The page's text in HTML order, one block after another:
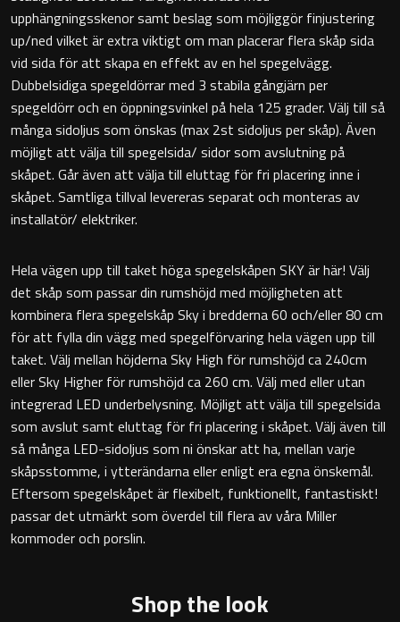
Badkarshandtag
Duschkorgar
Hyllor
Sminkspeglar
Speglar utan belysning
Toalettborstset
Belysning
Handtag & knoppar
Övriga badrumstillbehör
upphängningsskenor samt beslag som möjliggör finjustering
up/ned vilket är extra viktigt om man placerar flera skåp sida
vid sida för att skapa en effekt av en hel spegelvägg.
Dubbelsidiga spegeldörrar med 3 stabila gångjärn per
spegeldörr och en öppningsvinkel på hela 125 grader. Välj till så
många sidoljus som önskas (max 2st sidoljus per skåp). Även
möjligt att välja till spegelsida/ sidor som avslutning på
skåpet. Går även att välja till eluttag för fri placering inne i
skåpet. Samtliga tillval levereras separat och monteras av
installatör/ elektriker.
Hela vägen upp till taket höga spegelskåpen SKY är här! Välj
det skåp som passar din rumshöjd med möjligheten att
kombinera flera spegelskåp Sky i bredderna 60 och/eller 80 cm
för att fylla din vägg med spegelförvaring hela vägen upp till
taket. Välj mellan höjderna Sky High för rumshöjd ca 240cm
eller Sky Higher för rumshöjd ca 260 cm. Välj med eller utan
integrerad LED underbelysning. Möjligt att välja till spegelsida
som avslut samt eluttag för fri placering i skåpet. Välj även till
så många LED-sidoljus som ni önskar att ha, mellan varje
skåpsstomme, i ytterändarna eller enligt era egna önskemål.
Eftersom spegelskåpet är flexibelt, funktionellt, fantastiskt!
passar det utmärkt som överdel till flera av våra Miller
kommoder och porslin.
Shop the look